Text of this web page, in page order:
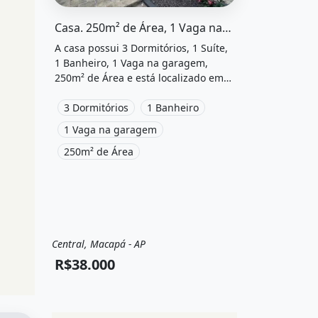
Casa. 250m² de Área, 1 Vaga na garageme3 Dormitórios
A casa possui 3 Dormitórios, 1 Suíte,
1 Banheiro, 1 Vaga na garagem,
250m² de Área e está localizado em
à venda por R$38.000.
3 Dormitórios
1 Banheiro
1 Vaga na garagem
250m² de Área
Venda Casa
Central, Macapá - AP
R$38.000